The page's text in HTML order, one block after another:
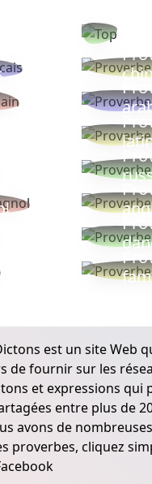
est un site Web
de fournir sur les
et expressions qui
entre plus de
avons de
proverbes, cliquez